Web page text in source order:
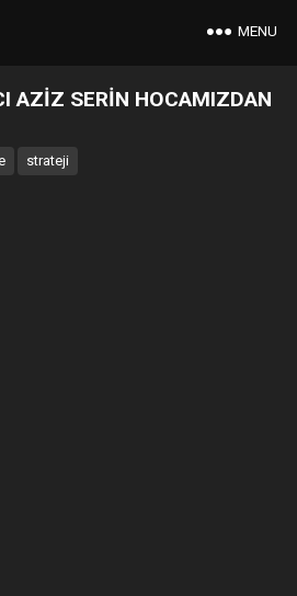
MENU
AZİZ SERİN HOCAMIZDAN
strateji